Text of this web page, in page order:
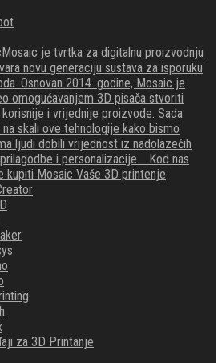
Mosaic je tvrtka za digitalnu proizvodnju
novu generaciju sustava za isporuku
Osnovan 2014. godine, Mosaic je
omogućavanjem 3D pisača stvoriti
korisnije i vrijednije proizvode. Sada
skali ove tehnologije kako bismo
ljudi dobili vrijednost iz nadolazećih
i personalizacije. Kod nas
kupiti Mosaic Vaše 3D printenje
za 3D Printanje